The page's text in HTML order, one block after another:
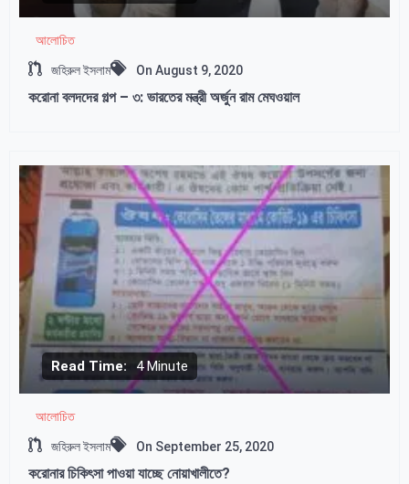
আলোচিত
জহিরুল ইসলাম On August 9, 2020
করোনা বলদদের গল্প – ৩: ভারতের মন্ত্রী অর্জুন রাম মেঘওয়াল
Read Time: 4 Minute
আলোচিত
জহিরুল ইসলাম On September 25, 2020
করোনার চিকিৎসা পাওয়া যাচ্ছে নোয়াখালীতে?